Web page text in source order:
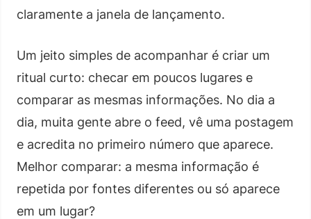
claramente a janela de lançamento.
Um jeito simples de acompanhar é criar um
ritual curto: checar em poucos lugares e
comparar as mesmas informações. No dia a
dia, muita gente abre o feed, vê uma postagem
e acredita no primeiro número que aparece.
Melhor comparar: a mesma informação é
repetida por fontes diferentes ou só aparece
em um lugar?